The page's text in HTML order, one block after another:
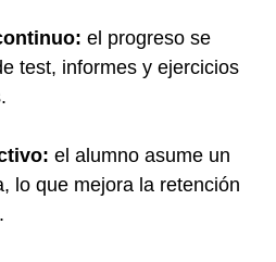
el progreso se
test, informes y ejercicios
el alumno asume un
lo que mejora la retención